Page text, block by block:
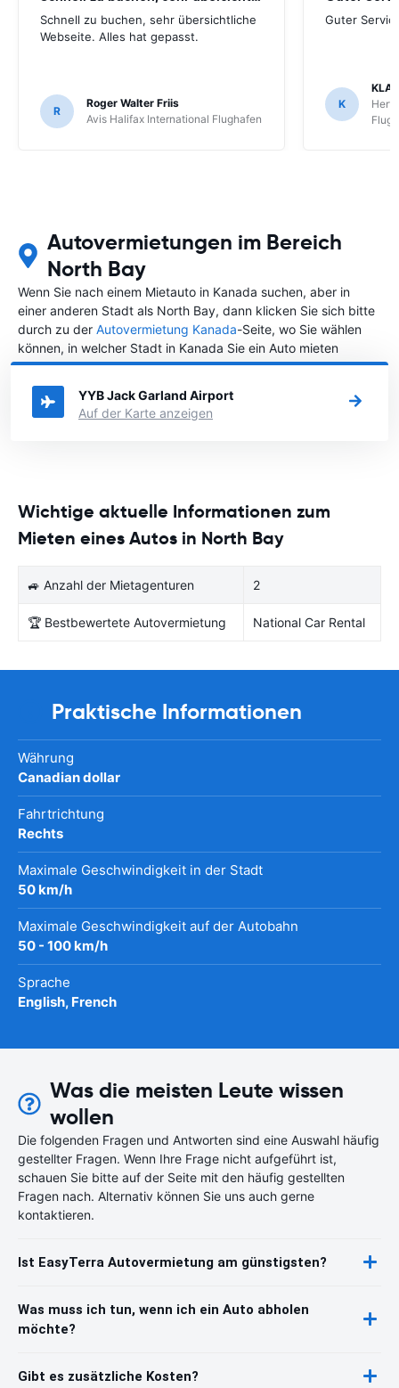
Schnell zu buchen, sehr übersichtliche
Webseite. Alles hat gepasst.
R
Roger Walter Friis
Avis Halifax International Flughafen
Guter
K
Autovermietungen im Bereich
North Bay
Wenn Sie nach einem Mietauto in Kanada suchen, aber in
einer anderen Stadt als North Bay, dann klicken Sie sich bitte
durch zu der Autovermietung Kanada-Seite, wo Sie wählen
können, in welcher Stadt in Kanada Sie ein Auto mieten
möchten.
YYB Jack Garland Airport
Auf der Karte anzeigen
Wichtige aktuelle Informationen zum
Mieten eines Autos in North Bay
🚙 Anzahl der Mietagenturen 2
🏆 Bestbewertete Autovermietung National Car Rental
Praktische Informationen
Währung
Canadian dollar
Fahrtrichtung
Rechts
Maximale Geschwindigkeit in der Stadt
50 km/h
Maximale Geschwindigkeit auf der Autobahn
50 - 100 km/h
Sprache
English, French
Was die meisten Leute wissen
wollen
Die folgenden Fragen und Antworten sind eine Auswahl häufig
gestellter Fragen. Wenn Ihre Frage nicht aufgeführt ist,
schauen Sie bitte auf der Seite mit den häufig gestellten
Fragen nach. Alternativ können Sie uns auch gerne
kontaktieren.
Ist EasyTerra Autovermietung am günstigsten?
Was muss ich tun, wenn ich ein Auto abholen
möchte?
Gibt es zusätzliche Kosten?